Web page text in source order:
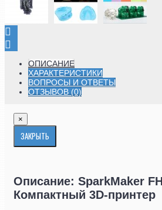
ОПИСАНИЕ
ХАРАКТЕРИСТИКИ
ВОПРОСЫ И ОТВЕТЫ
ОТЗЫВОВ (0)
×
ЗАКРЫТЬ
Описание: SparkMaker
Компактный 3D-принтер